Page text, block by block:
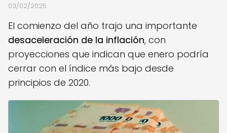
03/02/2025
El comienzo del año trajo una importante
desaceleración de la inflación, con
proyecciones que indican que enero podría
cerrar con el índice más bajo desde
principios de 2020.